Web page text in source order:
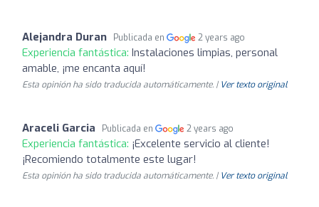
Alejandra Duran Publicada en 2 years ago
Experiencia fantástica: Instalaciones limpias, personal
amable, ¡me encanta aquí!
Esta opinión ha sido traducida automáticamente. | Ver texto original
Araceli Garcia Publicada en 2 years ago
Experiencia fantástica: ¡Excelente servicio al cliente!
¡Recomiendo totalmente este lugar!
Esta opinión ha sido traducida automáticamente. | Ver texto original